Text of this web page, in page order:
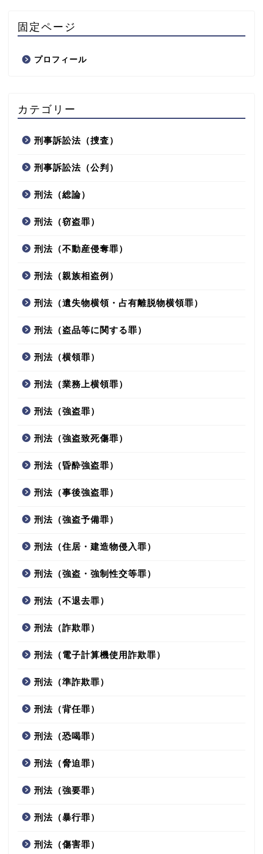
固定ページ
プロフィール
カテゴリー
刑事訴訟法（捜査）
刑事訴訟法（公判）
刑法（総論）
刑法（窃盗罪）
刑法（不動産侵奪罪）
刑法（親族相盗例）
刑法（遺失物横領・占有離脱物横領罪）
刑法（盗品等に関する罪）
刑法（横領罪）
刑法（業務上横領罪）
刑法（強盗罪）
刑法（強盗致死傷罪）
刑法（昏酔強盗罪）
刑法（事後強盗罪）
刑法（強盗予備罪）
刑法（住居・建造物侵入罪）
刑法（強盗・強制性交等罪）
刑法（不退去罪）
刑法（詐欺罪）
刑法（電子計算機使用詐欺罪）
刑法（準詐欺罪）
刑法（背任罪）
刑法（恐喝罪）
刑法（脅迫罪）
刑法（強要罪）
刑法（暴行罪）
刑法（傷害罪）